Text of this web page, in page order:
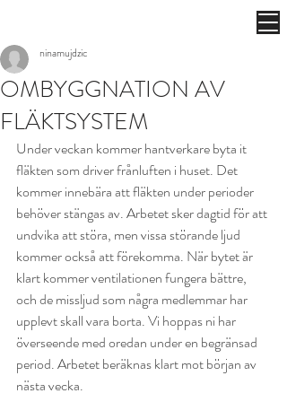
OMBYGGNATION AV
FLÄKTSYSTEM
ninamujdzic
Under veckan kommer hantverkare byta it
fläkten som driver frånluften i huset. Det
kommer innebära att fläkten under perioder
behöver stängas av. Arbetet sker dagtid för att
undvika att störa, men vissa störande ljud
kommer också att förekomma. När bytet är
klart kommer ventilationen fungera bättre,
och de missljud som några medlemmar har
upplevt skall vara borta. Vi hoppas ni har
överseende med oredan under en begränsad
period. Arbetet beräknas klart mot början av
nästa vecka.